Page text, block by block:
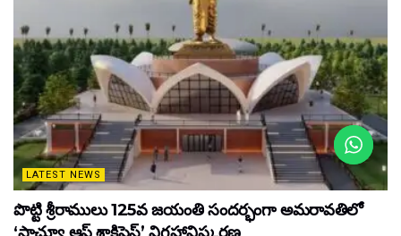
LATEST NEWS
పొట్టి శ్రీరాములు 125వ జయంతి సందర్భంగా అమరావతిలో